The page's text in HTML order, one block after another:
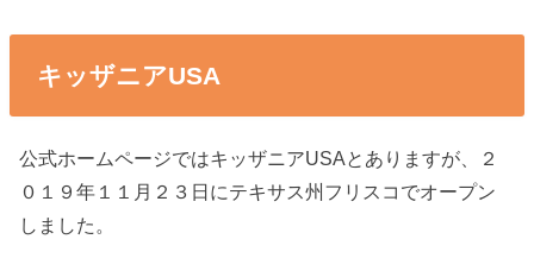
キッザニアUSA
公式ホームページではキッザニアUSAとありますが、２
０１９年１１月２３日にテキサス州フリスコでオープン
しました。